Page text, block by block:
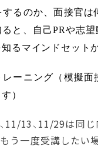
するのか、面接官
ると、自己PRや志
るマインドセット
レーニング（模擬
）
11/13、11/29は同
う一度受講したい